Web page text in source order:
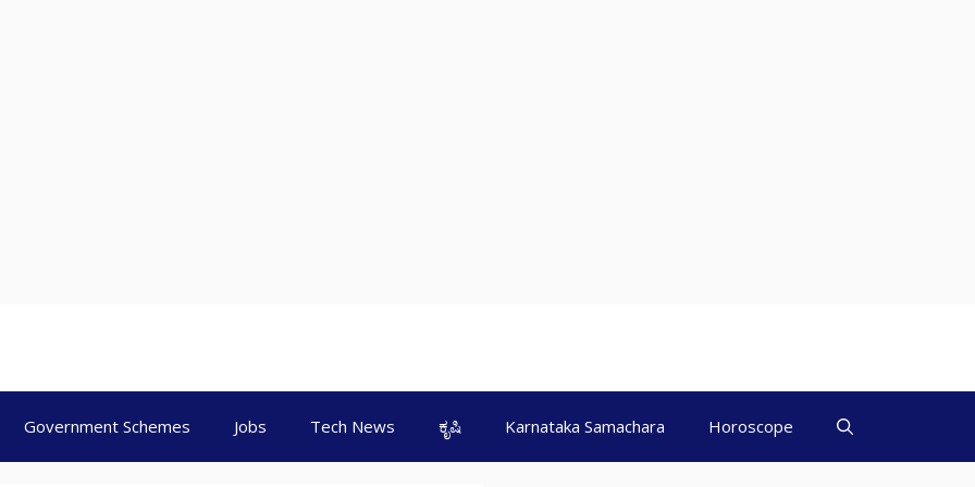
Government Schemes Jobs Tech News ಕೃಷಿ Karnataka Samachara Horoscope